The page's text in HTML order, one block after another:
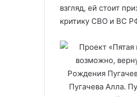
взгляд, ей стоит
критику СВО и ВС